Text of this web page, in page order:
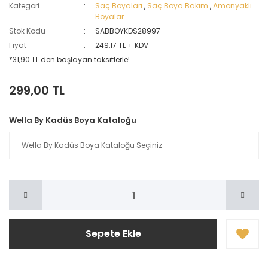
Kategori Saç Boyaları , Saç Boya Bakım ,Amonyaklı
Boyalar
Stok Kodu
SABBOYKDS28997
Fiyat
249,17 TL + KDV
*31,90 TL den başlayan taksitlerle!
299,00 TL
Wella By Kadüs Boya Kataloğu
Sepete Ekle